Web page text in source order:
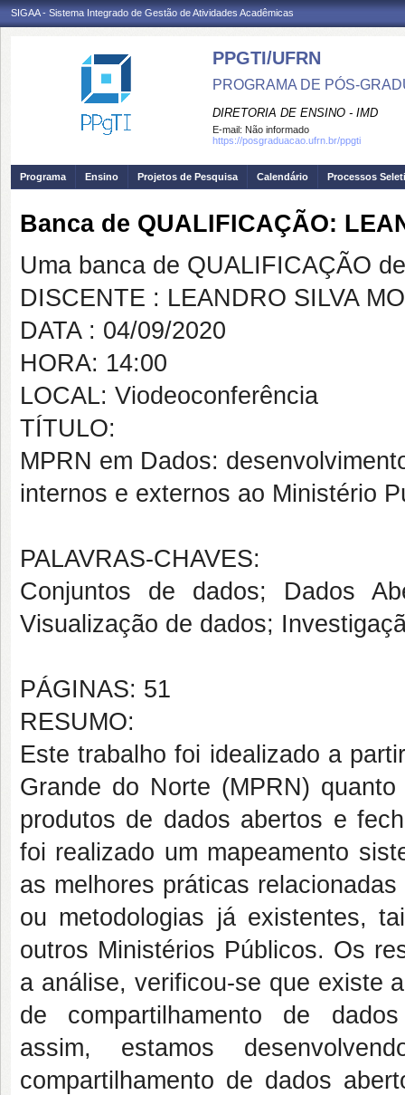
SIGAA - Sistema Integrado de Gestão de Atividades Acadêmicas
PPGTI/UFRN
PROGRAMA DE PÓS-
DIRETORIA DE ENSINO - IMD
E-mail: Não informado
https://posgraduacao.ufrn.br/ppgti
Programa Ensino Projetos de Pesquisa Calendário Processos
Banca de QUALIFICAÇÃO:
Uma banca de QUALIFICAÇÃO
DISCENTE : LEANDRO SILVA
DATA : 04/09/2020
HORA: 14:00
LOCAL: Viodeoconferência
TÍTULO:
MPRN em Dados:
internos e externos ao Ministério
PALAVRAS-CHAVES:
Conjuntos de dados; Dados
Visualização de dados;
PÁGINAS: 51
RESUMO:
Este trabalho foi idealizado a
Grande do Norte (MPRN)
produtos de dados abertos e
foi realizado um mapeamento
as melhores práticas
ou metodologias já existentes,
outros Ministérios Públicos. Os
a análise, verificou-se que existe
de compartilhamento de
assim, estamos
compartilhamento de dados